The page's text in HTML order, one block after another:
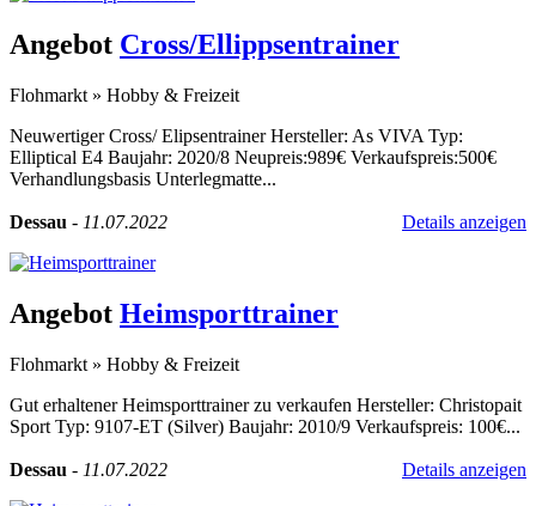
Angebot Cross/Ellippsentrainer
Flohmarkt » Hobby & Freizeit
Neuwertiger Cross/ Elipsentrainer Hersteller: As VIVA Typ:
Elliptical E4 Baujahr: 2020/8 Neupreis:989€ Verkaufspreis:500€
Verhandlungsbasis Unterlegmatte...
Dessau - 11.07.2022 Details anzeigen
Angebot Heimsporttrainer
Flohmarkt » Hobby & Freizeit
Gut erhaltener Heimsporttrainer zu verkaufen Hersteller: Christopait
Sport Typ: 9107-ET (Silver) Baujahr: 2010/9 Verkaufspreis: 100€...
Dessau - 11.07.2022 Details anzeigen